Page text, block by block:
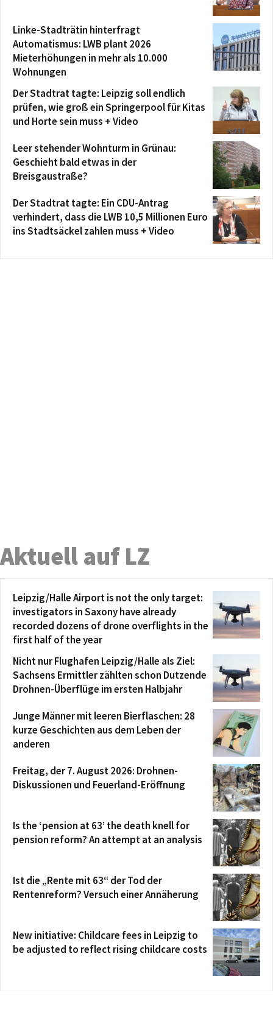
Linke-Stadträtin hinterfragt
Automatismus: LWB plant 2026
Mieterhöhungen in mehr als 10.000
Wohnungen
Der Stadtrat tagte: Leipzig soll endlich
prüfen, wie groß ein Springerpool für Kitas
und Horte sein muss + Video
Leer stehender Wohnturm in Grünau:
Geschieht bald etwas in der
Breisgaustraße?
Der Stadtrat tagte: Ein CDU-Antrag
verhindert, dass die LWB 10,5 Millionen Euro
ins Stadtsäckel zahlen muss + Video
Aktuell auf LZ
Leipzig/Halle Airport is not the only target:
investigators in Saxony have already
recorded dozens of drone overflights in the
first half of the year
Nicht nur Flughafen Leipzig/Halle als Ziel:
Sachsens Ermittler zählten schon Dutzende
Drohnen-Überflüge im ersten Halbjahr
Junge Männer mit leeren Bierflaschen: 28
kurze Geschichten aus dem Leben der
anderen
Freitag, der 7. August 2026: Drohnen-
Diskussionen und Feuerland-Eröffnung
Is the ‘pension at 63’ the death knell for
pension reform? An attempt at an analysis
Ist die „Rente mit 63“ der Tod der
Rentenreform? Versuch einer Annäherung
New initiative: Childcare fees in Leipzig to
be adjusted to reflect rising childcare costs